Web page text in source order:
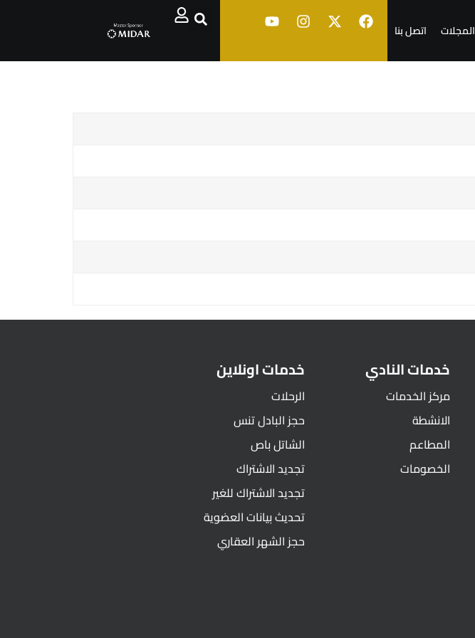
المجلات اتصل بنا
خدمات النادي
مركز الخدمات
الانشطة
المطاعم
الخصومات
خدمات اونلاين
الرحلات
حجز البادل تنس
الشاتل باص
تجديد الاشتراك
تجديد الاشتراك للغير
تحديث بيانات العضوية
حجز الشهر العقاري